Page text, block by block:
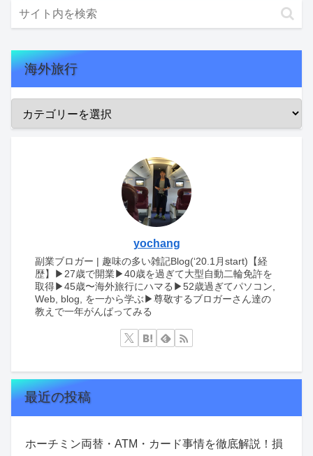
海外旅行
yochang
副業ブロガー | 趣味の多い雑記Blog(‘20.1月start)【経
歴】▶︎27歳で開業▶︎40歳を過ぎて大型自動二輪免許を
取得▶︎45歳〜海外旅行にハマる▶︎52歳過ぎてパソコン,
Web, blog, を一から学ぶ▶︎尊敬するブロガーさん達の
教えで一年がんばってみる
最近の投稿
ホーチミン両替・ATM・カード事情を徹底解説！損